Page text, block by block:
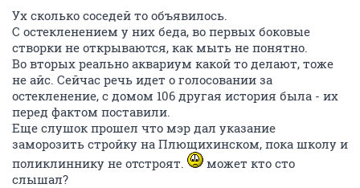
Ух сколько соседей то объявилось.
С остекленением у них беда, во первых боковые
створки не открываются, как мыть не понятно.
Во вторых реально аквариум какой то делают, тоже
не айс. Сейчас речь идет о голосовании за
остекленение, с домом 106 другая история была - их
перед фактом поставили.
Еще слушок прошел что мэр дал указание
заморозить стройку на Плющихинском, пока школу и
поликлиннику не отстроят.
может кто сто
слышал?